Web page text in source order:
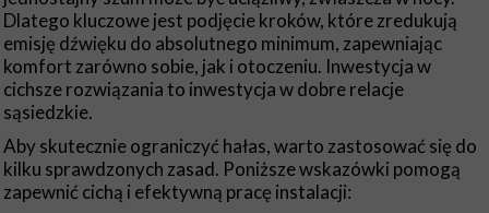
Dlatego kluczowe jest podjęcie kroków, które zredukują
emisję dźwięku do absolutnego minimum, zapewniając
komfort zarówno sobie, jak i otoczeniu. Inwestycja w
cichsze rozwiązania to inwestycja w dobre relacje
sąsiedzkie.
Aby skutecznie ograniczyć hałas, warto zastosować się do
kilku sprawdzonych zasad. Poniższe wskazówki pomogą
zapewnić cichą i efektywną pracę instalacji: